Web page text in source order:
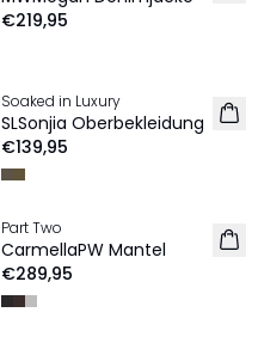
€219,95
NEU
Soaked in Luxury
SLSonjia Oberbekleidung
€139,95
NEU
Part Two
CarmellaPW Mantel
€289,95